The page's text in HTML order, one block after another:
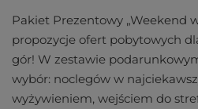
Pakiet Prezentowy „Weekend
propozycje ofert pobytowych
gór! W zestawie
wybór: noclegów w
wyżywieniem, wejściem do